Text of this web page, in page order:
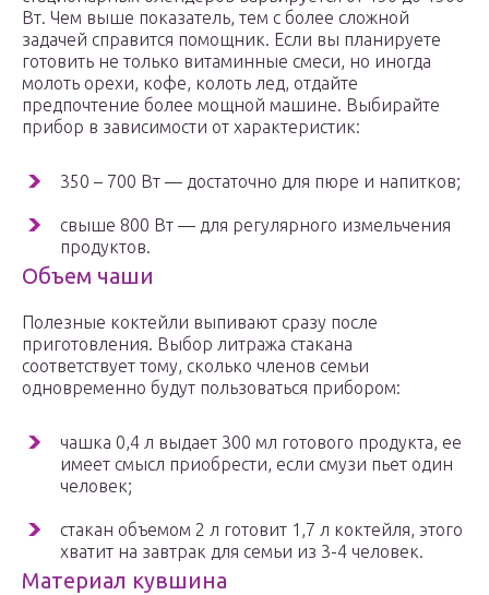
Вт. Чем выше показатель, тем с более сложной
задачей справится помощник. Если вы планируете
готовить не только витаминные смеси, но иногда
молоть орехи, кофе, колоть лед, отдайте
предпочтение более мощной машине. Выбирайте
прибор в зависимости от характеристик:
350 – 700 Вт — достаточно для пюре и напитков;
свыше 800 Вт — для регулярного измельчения
продуктов.
Объем чаши
Полезные коктейли выпивают сразу после
приготовления. Выбор литража стакана
соответствует тому, сколько членов семьи
одновременно будут пользоваться прибором:
чашка 0,4 л выдает 300 мл готового продукта, ее
имеет смысл приобрести, если смузи пьет один
человек;
стакан объемом 2 л готовит 1,7 л коктейля, этого
хватит на завтрак для семьи из 3-4 человек.
Материал кувшина